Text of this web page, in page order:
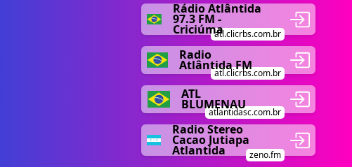
Rádio Atlântida
97.3 FM -
Criciúmaatl.clicrbs.com.br
Radio
Atlântida FM
atl.clicrbs.com.br
ATL
BLUMENAU
atlantidasc.com.br
Radio Stereo
Cacao Jutiapa
Atlantida zeno.fm